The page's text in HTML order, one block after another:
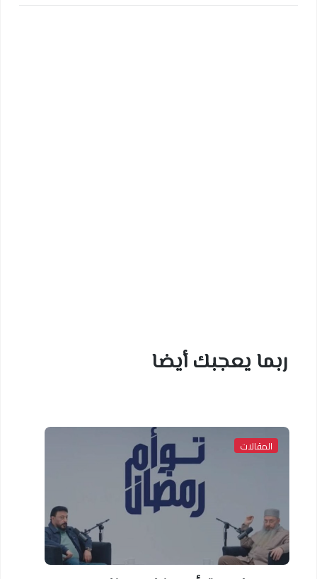
ربما يعجبك أيضا
المقالات